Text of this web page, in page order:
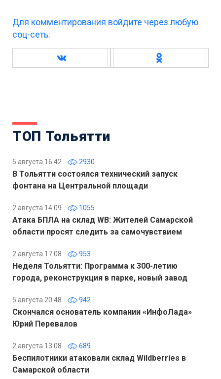
Для комментирования войдите через любую
соц-сеть:
ТОП Тольятти
5 августа 16:42 2930
В Тольятти состоялся технический запуск
фонтана на Центральной площади
2 августа 14:09 1055
Атака БПЛА на склад WB: Жителей Самарской
области просят следить за самочувствием
2 августа 17:08 953
Неделя Тольятти: Программа к 300-летию
города, реконструкция в парке, новый завод
5 августа 20:48 942
Скончался основатель компании «ИнфоЛада»
Юрий Перевалов
2 августа 13:08 689
Беспилотники атаковали склад Wildberries в
Самарской области